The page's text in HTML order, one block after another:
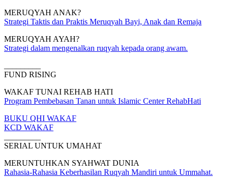
MERUQYAH ANAK?
Strategi Taktis dan Praktis Meruqyah Bayi, Anak dan Remaja
MERUQYAH AYAH?
Strategi dalam mengenalkan ruqyah kepada orang awam.
FUND RISING
WAKAF TUNAI REHAB HATI
Program Pembebasan Tanan untuk Islamic Center RehabHati
BUKU QHI WAKAF
KCD WAKAF
SERIAL UNTUK UMAHAT
MERUNTUHKAN SYAHWAT DUNIA
Rahasia-Rahasia Keberhasilan Ruqyah Mandiri untuk Ummahat.